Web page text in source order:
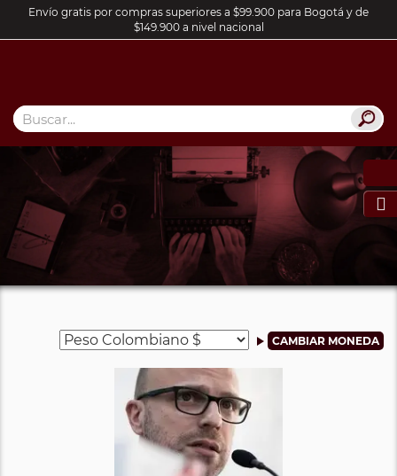
Envío gratis por compras superiores a $99.900 para Bogotá y de
$149.900 a nivel nacional
